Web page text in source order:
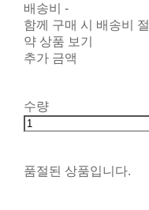
배송비 -
함께 구매 시 배송비 절
약 상품 보기
추가 금액
수량
품절된 상품입니다.